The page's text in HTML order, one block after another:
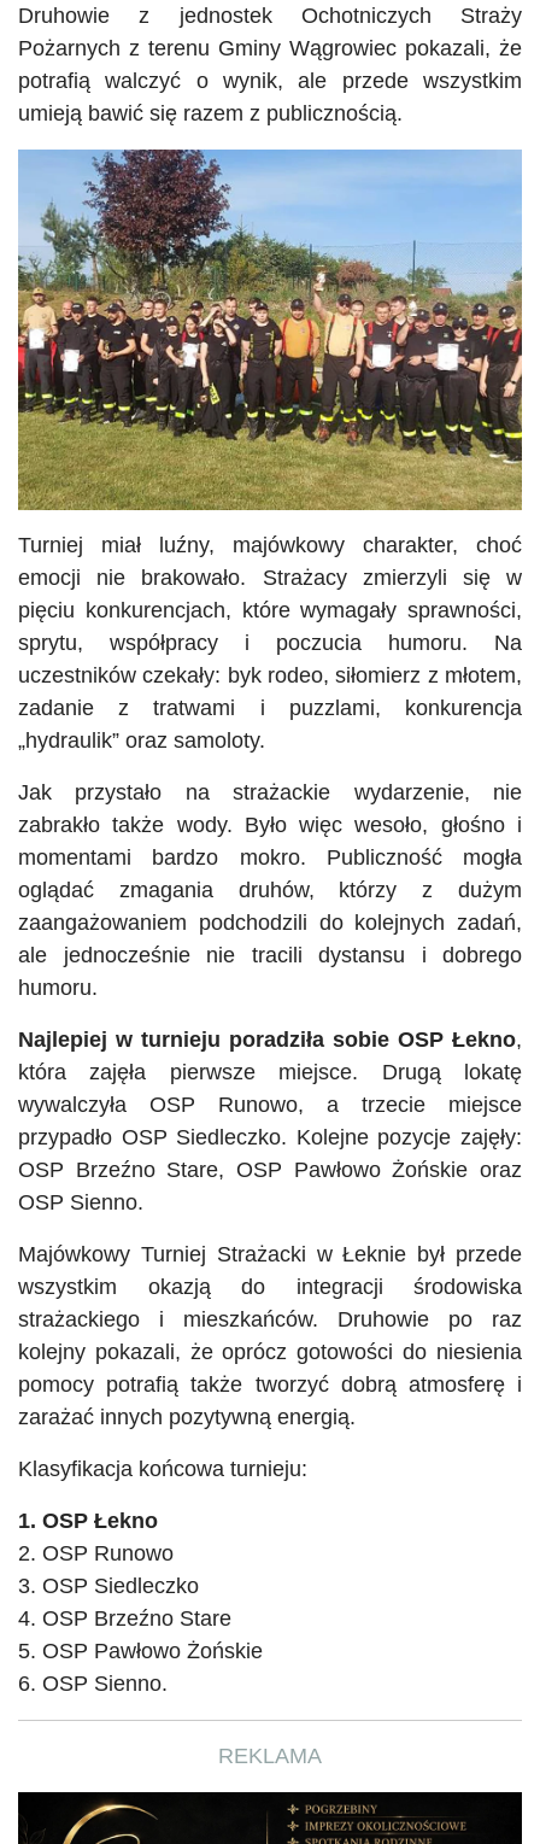
Druhowie z jednostek Ochotniczych Straży
Pożarnych z terenu Gminy Wągrowiec pokazali, że
potrafią walczyć o wynik, ale przede wszystkim
umieją bawić się razem z publicznością.
Turniej miał luźny, majówkowy charakter, choć
emocji nie brakowało. Strażacy zmierzyli się w
pięciu konkurencjach, które wymagały sprawności,
sprytu, współpracy i poczucia humoru. Na
uczestników czekały: byk rodeo, siłomierz z młotem,
zadanie z tratwami i puzzlami, konkurencja
„hydraulik” oraz samoloty.
Jak przystało na strażackie wydarzenie, nie
zabrakło także wody. Było więc wesoło, głośno i
momentami bardzo mokro. Publiczność mogła
oglądać zmagania druhów, którzy z dużym
zaangażowaniem podchodzili do kolejnych zadań,
ale jednocześnie nie tracili dystansu i dobrego
humoru.
Najlepiej w turnieju poradziła sobie OSP Łekno,
która zajęła pierwsze miejsce. Drugą lokatę
wywalczyła OSP Runowo, a trzecie miejsce
przypadło OSP Siedleczko. Kolejne pozycje zajęły:
OSP Brzeźno Stare, OSP Pawłowo Żońskie oraz
OSP Sienno.
Majówkowy Turniej Strażacki w Łeknie był przede
wszystkim okazją do integracji środowiska
strażackiego i mieszkańców. Druhowie po raz
kolejny pokazali, że oprócz gotowości do niesienia
pomocy potrafią także tworzyć dobrą atmosferę i
zarażać innych pozytywną energią.
Klasyfikacja końcowa turnieju:
1. OSP Łekno
2. OSP Runowo
3. OSP Siedleczko
4. OSP Brzeźno Stare
5. OSP Pawłowo Żońskie
6. OSP Sienno.
REKLAMA